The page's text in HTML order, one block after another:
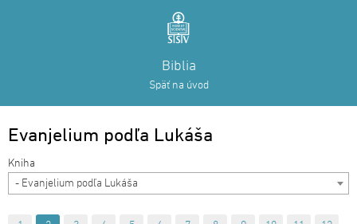
Biblia
Späť na úvod
Evanjelium podľa Lukáša
- Evanjelium podľa Lukáša